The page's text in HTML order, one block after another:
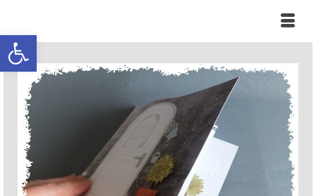
Ouvrir la barre d’outils